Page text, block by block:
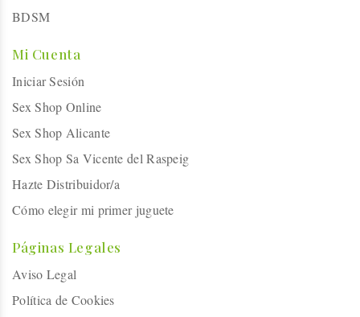
BDSM
Mi Cuenta
Iniciar Sesión
Sex Shop Online
Sex Shop Alicante
Sex Shop Sa Vicente del Raspeig
Hazte Distribuidor/a
Cómo elegir mi primer juguete
Páginas Legales
Aviso Legal
Política de Cookies